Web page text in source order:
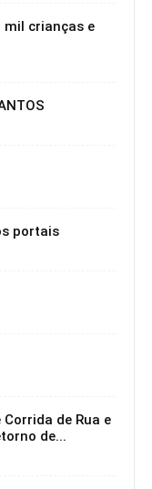
mil crianças e
portais
de Rua e
de...